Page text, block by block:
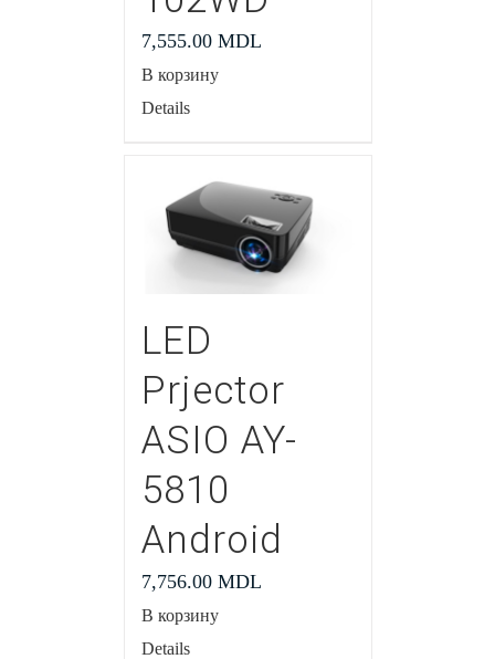
7,555.00 MDL
В корзину
Details
LED
Prjector
ASIO AY-
5810
Android
7,756.00 MDL
В корзину
Details